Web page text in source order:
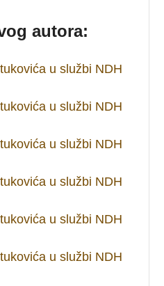
autora:
u službi NDH
u službi NDH
u službi NDH
u službi NDH
u službi NDH
u službi NDH